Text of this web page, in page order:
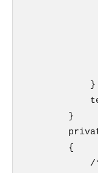
            }
        }
        {